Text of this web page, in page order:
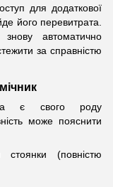
для додаткової
його перевитрата.
автоматично
за справністю
є свого роду
може пояснити
стоянки (повністю